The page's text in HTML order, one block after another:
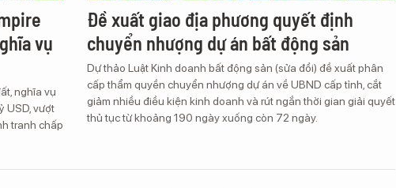
vụ
nghĩa vụ
USD, vượt
tranh chấp
Đề xuất giao địa phương quyết định
chuyển nhượng dự án bất động sản
Dự thảo Luật Kinh doanh bất động sản (sửa đổi) đề xuất phân
cấp thẩm quyền chuyển nhượng dự án về UBND cấp tỉnh, cắt
giảm nhiều điều kiện kinh doanh và rút ngắn thời gian giải quyết
thủ tục từ khoảng 190 ngày xuống còn 72 ngày.